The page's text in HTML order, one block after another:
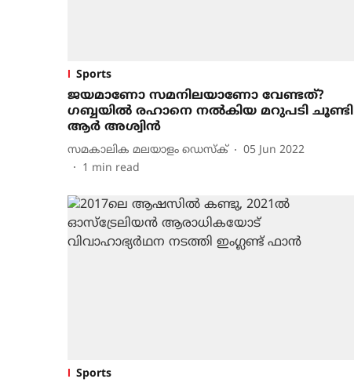
Sports
ജയമാണോ സമനിലയാണോ വേണ്ടത്?
ഗബ്ബയില്‍ രഹാനെ നല്‍കിയ മറുപടി ചൂണ്ടി
ആര്‍ അശ്വിന്‍
സമകാലിക മലയാളം ഡെസ്ക്
05 Jun 2022
1 min read
Sports